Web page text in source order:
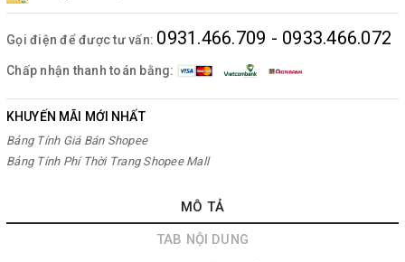
Gọi điện để được tư vấn: 0931.466.709 - 0933.466.072
Chấp nhận thanh toán bằng:
KHUYẾN MÃI MỚI NHẤT
Bảng Tính Giá Bán Shopee
Bảng Tính Phí Thời Trang Shopee Mall
MÔ TẢ
TAB NỘI DUNG